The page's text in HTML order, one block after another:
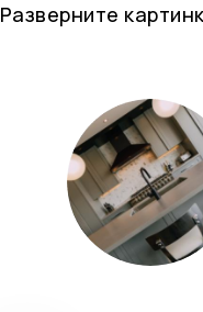
Разверните